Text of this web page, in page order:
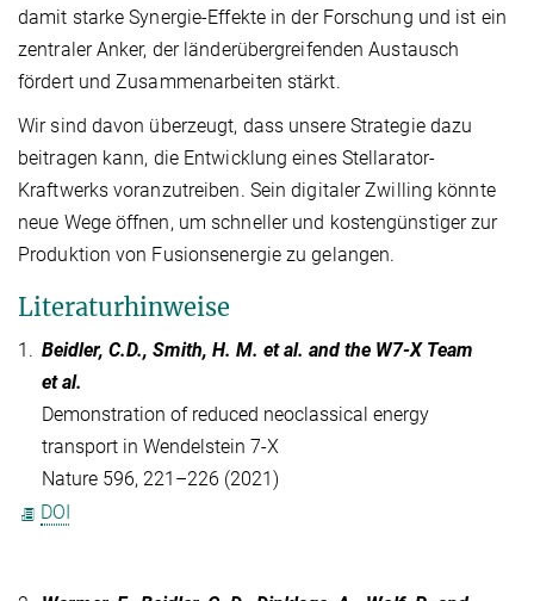
damit starke Synergie-Effekte in der Forschung und ist ein
zentraler Anker, der länderübergreifenden Austausch
fördert und Zusammenarbeiten stärkt.
Wir sind davon überzeugt, dass unsere Strategie dazu
beitragen kann, die Entwicklung eines Stellarator-
Kraftwerks voranzutreiben. Sein digitaler Zwilling könnte
neue Wege öffnen, um schneller und kostengünstiger zur
Produktion von Fusionsenergie zu gelangen.
Literaturhinweise
1. Beidler, C.D., Smith, H. M. et al. and the W7-X Team
et al.
Demonstration of reduced neoclassical energy
transport in Wendelstein 7-X
Nature 596, 221–226 (2021)
DOI